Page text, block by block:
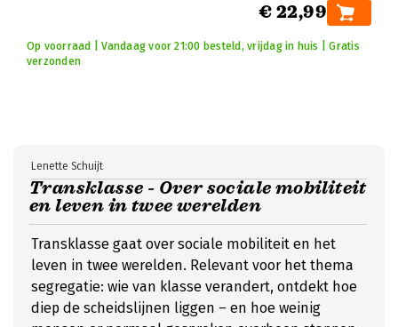
€ 22,99
Op voorraad | Vandaag voor 21:00 besteld, vrijdag in huis | Gratis
verzonden
Transklasse - Over sociale mobiliteit
en leven in twee werelden
Lenette Schuijt
Transklasse gaat over sociale mobiliteit en het
leven in twee werelden. Relevant voor het thema
segregatie: wie van klasse verandert, ontdekt hoe
diep de scheidslijnen liggen – en hoe weinig